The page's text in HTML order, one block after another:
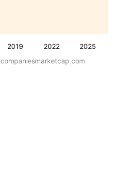
2019 2022 2025
companiesmarketcap.com